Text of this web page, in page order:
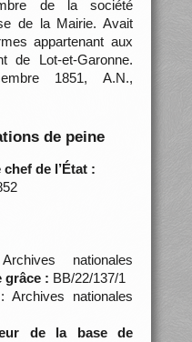
de la société
de la Mairie. Avait
appartenant aux
de Lot-et-Garonne.
1851, A.N.,
de peine
de l’État :
nationales
grâce : BB/22/137/1
nationales
de la base de